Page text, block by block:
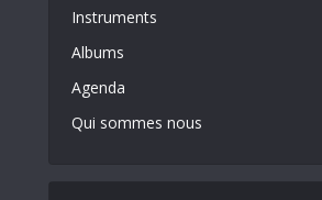
Instruments
Albums
Agenda
Qui sommes nous